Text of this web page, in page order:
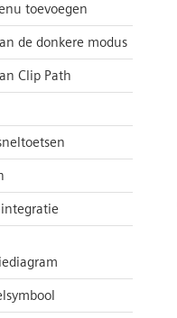
toevoegen
de donkere modus
Clip Path